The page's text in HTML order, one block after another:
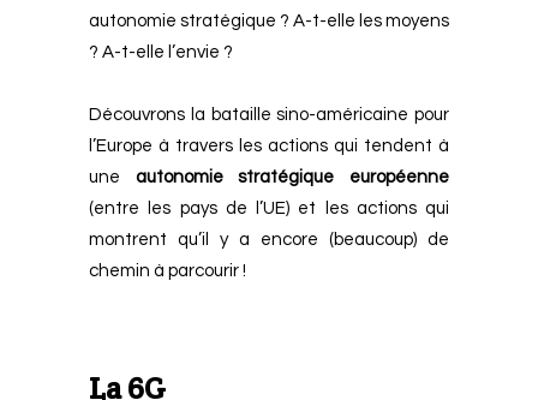
autonomie stratégique ? A-t-elle les moyens
? A-t-elle l’envie ?
Découvrons la bataille sino-américaine pour
l’Europe à travers les actions qui tendent à
une autonomie stratégique européenne
(entre les pays de l’UE) et les actions qui
montrent qu’il y a encore (beaucoup) de
chemin à parcourir !
La 6G